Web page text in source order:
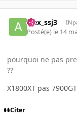
alex_ssj3
Posté(e) le 14
pourquoi ne pas
??
X1800XT pas 7900GT
Citer